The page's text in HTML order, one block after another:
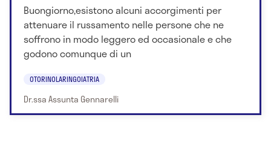
Buongiorno,esistono alcuni accorgimenti per
attenuare il russamento nelle persone che ne
soffrono in modo leggero ed occasionale e che
godono comunque di un
OTORINOLARINGOIATRIA
Dr.ssa Assunta Gennarelli